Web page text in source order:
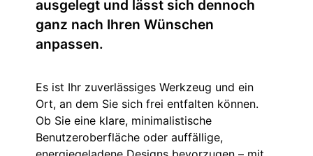
ausgelegt und lässt sich dennoch
ganz nach Ihren Wünschen
anpassen.
Es ist Ihr zuverlässiges Werkzeug und ein
Ort, an dem Sie sich frei entfalten können.
Ob Sie eine klare, minimalistische
Benutzeroberfläche oder auffällige,